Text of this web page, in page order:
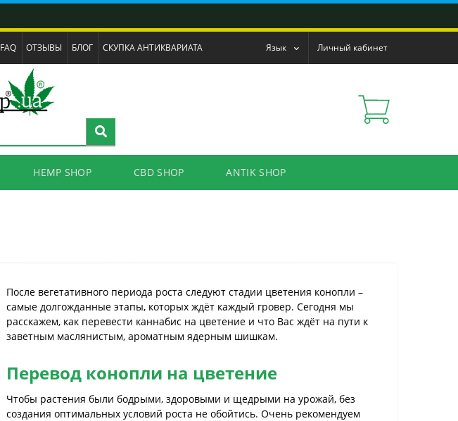
FAQ ОТЗЫВЫ БЛОГ СКУПКА АНТИКВАРИАТА Язык Личный кабинет
HEMP SHOP CBD SHOP ANTIK SHOP
После вегетативного периода роста следуют стадии цветения конопли –
самые долгожданные этапы, которых ждёт каждый гровер. Сегодня мы
расскажем, как перевести каннабис на цветение и что Вас ждёт на пути к
заветным маслянистым, ароматным ядерным шишкам.
Перевод конопли на цветение
Чтобы растения были бодрыми, здоровыми и щедрыми на урожай, без
создания оптимальных условий роста не обойтись. Очень рекомендуем